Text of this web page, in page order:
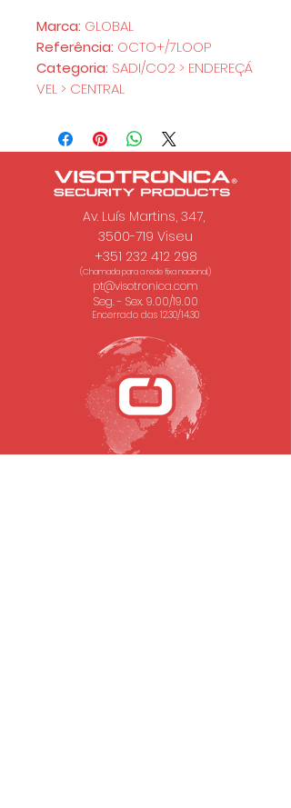
Marca: GLOBAL
Referência: OCTO+/7LOOP
Categoria: SADI/CO2 > ENDEREÇÁ
VEL > CENTRAL
Av. Luís Martins, 347,
3500-719 Viseu
+351 232 412 298
(Chamada para a rede fixa nacional.)
pt@visotronica.com
Seg. - Sex. 9.00/19.00
Encerrado das 12.30/14.30